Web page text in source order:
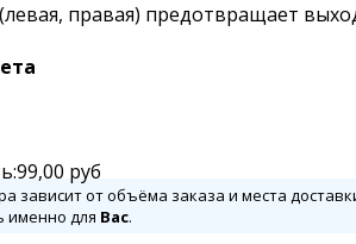
правая) предотвращает
99,00 руб
зависит от объёма заказа и места
именно для Вас.